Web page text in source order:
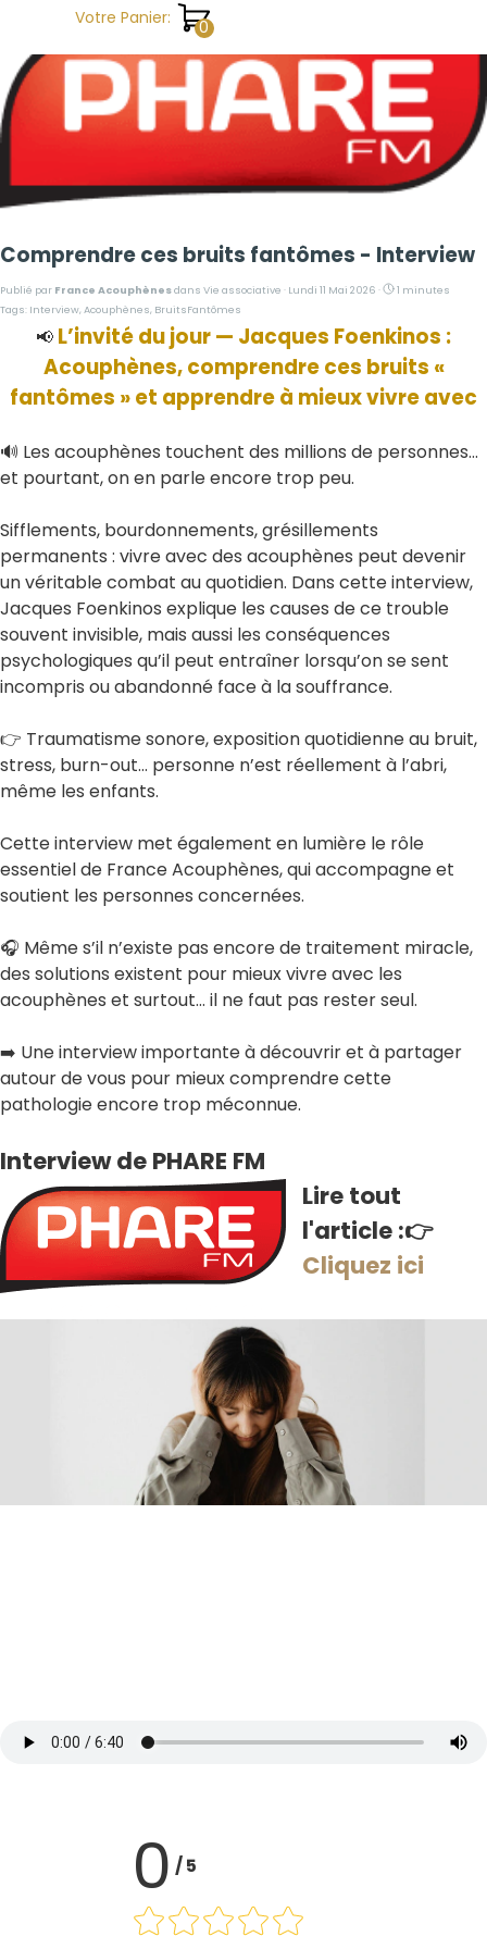
Aller au contenuVotre Panier:
Comprendre ces bruits fantômes - Interview
Publié par France Acouphènesdans Vie associative · Lundi 11 Mai 2026 ·
1 minutes
Tags: Interview, Acouphènes, BruitsFantômes
📢 L’invité du jour — Jacques Foenkinos :
Acouphènes, comprendre ces bruits «
fantômes » et apprendre à mieux vivre avec
🔊 Les acouphènes touchent des millions de personnes…
et pourtant, on en parle encore trop peu.
Sifflements, bourdonnements, grésillements
permanents : vivre avec des acouphènes peut devenir
un véritable combat au quotidien. Dans cette interview,
Jacques Foenkinos explique les causes de ce trouble
souvent invisible, mais aussi les conséquences
psychologiques qu’il peut entraîner lorsqu’on se sent
incompris ou abandonné face à la souffrance.
👉 Traumatisme sonore, exposition quotidienne au bruit,
stress, burn-out… personne n’est réellement à l’abri,
même les enfants.
Cette interview met également en lumière le rôle
essentiel de France Acouphènes, qui accompagne et
soutient les personnes concernées.
🎧 Même s’il n’existe pas encore de traitement miracle,
des solutions existent pour mieux vivre avec les
acouphènes et surtout… il ne faut pas rester seul.
➡️ Une interview importante à découvrir et à partager
autour de vous pour mieux comprendre cette
pathologie encore trop méconnue.
Interview de PHARE FM
Lire tout
l'article :👉
Cliquez ici
0 /5